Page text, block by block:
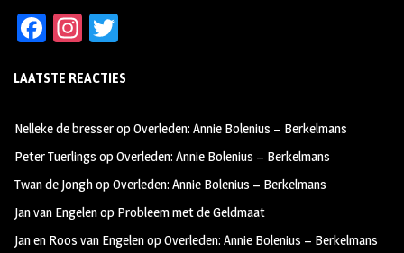
Fa
b
oo
k
In
ag
m
tt
LAATSTE REACTIES
Nelleke de bresseropOverleden: Annie Bolenius – Berkelmans
Peter Tuerlings opOverleden: Annie Bolenius – Berkelmans
Twan de JonghopOverleden: Annie Bolenius – Berkelmans
Jan van Engelenop Probleem met de Geldmaat
Jan en Roos van EngelenopOverleden: Annie Bolenius – Berkelmans